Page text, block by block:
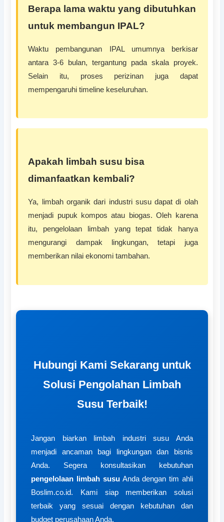
Berapa lama waktu yang dibutuhkan
untuk membangun IPAL?
Waktu pembangunan IPAL umumnya berkisar
antara 3-6 bulan, tergantung pada skala proyek.
Selain itu, proses perizinan juga dapat
mempengaruhi timeline keseluruhan.
Apakah limbah susu bisa
dimanfaatkan kembali?
Ya, limbah organik dari industri susu dapat di olah
menjadi pupuk kompos atau biogas. Oleh karena
itu, pengelolaan limbah yang tepat tidak hanya
mengurangi dampak lingkungan, tetapi juga
memberikan nilai ekonomi tambahan.
Hubungi Kami Sekarang untuk
Solusi Pengolahan Limbah
Susu Terbaik!
Jangan biarkan limbah industri susu Anda
menjadi ancaman bagi lingkungan dan bisnis
Anda. Segera konsultasikan kebutuhan
pengelolaan limbah susuAnda dengan tim ahli
Boslim.co.id. Kami siap memberikan solusi
terbaik yang sesuai dengan kebutuhan dan
budget perusahaan Anda.